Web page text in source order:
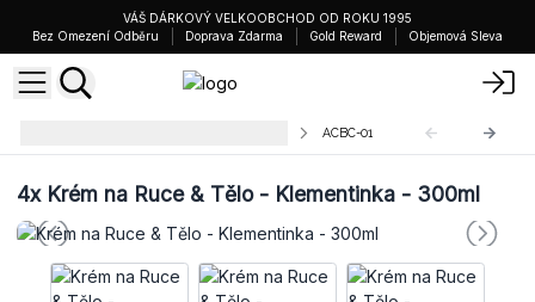
VÁŠ DÁRKOVÝ VELKOOBCHOD OD ROKU 1995
Bez Omezení Odběru
Doprava Zdarma Gold Reward Objemová Sleva
ACBC-01
4xKrém na Ruce & Tělo - Klementinka - 300ml